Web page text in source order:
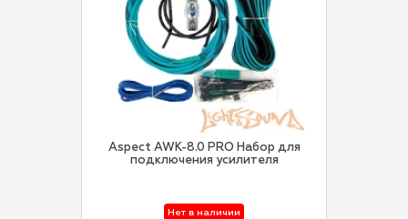
Aspect AWK-8.0 PRO Набор для
подключения усилителя
Нет в наличии